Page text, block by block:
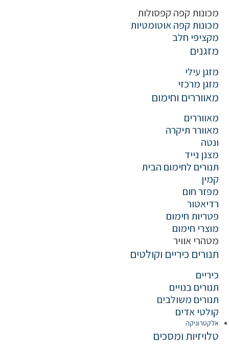
מכונות קפה קפסולות
מכונות קפה אוטומטיות
מקציפי חלב
מזגנים
מזגן עילי
מזגן מרכזי
מאווררים וחימום
מאווררים
מאוורר תיקרה
ונטה
מצנן נייד
תנורים לחימום הבית
קמין
מפזר חום
רדיאטור
פטריות חימום
מוצרי חימום
מטהרי אוויר
תנורים כיריים וקולטים
כיריים
תנורים בנויים
תנורים משולבים
קולטי אדים
אלקטרוניקה
טלויזיות ומסכים